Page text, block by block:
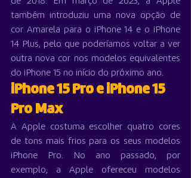
também introduziu uma nova opção de
cor Amarela para o iPhone 14 e o iPhone
14 Plus, pelo que poderíamos voltar a ver
outra nova cor nos modelos equivalentes
do iPhone 15 no início do próximo ano.
iPhone 15 Pro e iPhone 15
Pro Max
A Apple costuma escolher quatro cores
de tons mais frios para os seus modelos
iPhone Pro. No ano passado, por
exemplo, a Apple ofereceu modelos